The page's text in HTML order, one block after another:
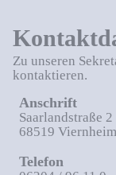
Zu unseren
kontaktieren.
Anschrift
Saarlandstraße 2
68519 Viernheim
Telefon